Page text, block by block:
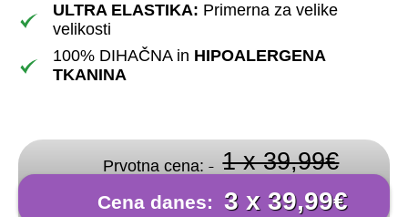
ULTRA ELASTIKA: Primerna za velike
velikosti
100% DIHAČNA in HIPOALERGENA
TKANINA
Prvotna cena: 1 x 39,99€
Cena danes: 3 x 39,99€